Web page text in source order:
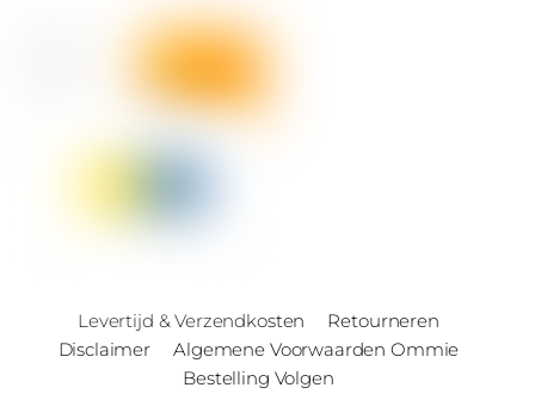
Levertijd & Verzendkosten
Retourneren
Disclaimer
Algemene Voorwaarden Ommie
Bestelling Volgen